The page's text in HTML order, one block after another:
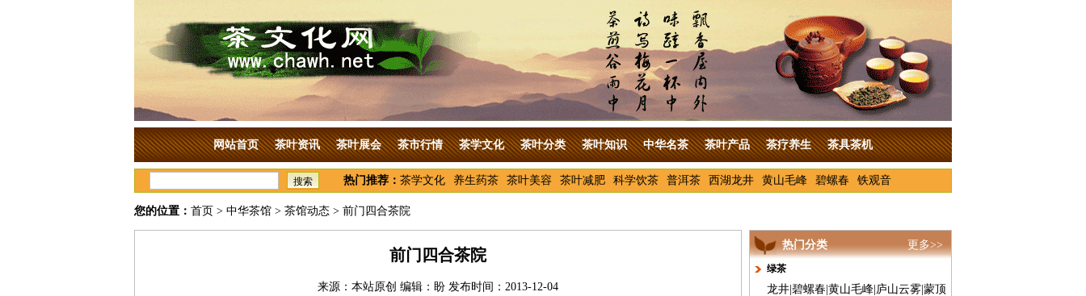
网站首页 茶叶资讯 茶叶展会 茶市行情 茶学文化 茶叶分类 茶叶知识 中华名茶 茶叶产品 茶疗养生 茶具茶机
搜索 热门推荐： 茶学文化 养生药茶 茶叶美容 茶叶减肥 科学饮茶 普洱茶 西湖龙井 黄山毛峰 碧螺春 铁观音
您的位置： 首页 > 中华茶馆 > 茶馆动态 > 前门四合茶院
前门四合茶院
来源：本站原创 编辑：盼 发布时间：2013-12-04
更多>>
热门分类
绿茶
龙井 碧螺春 黄山毛峰 庐山云雾 蒙顶